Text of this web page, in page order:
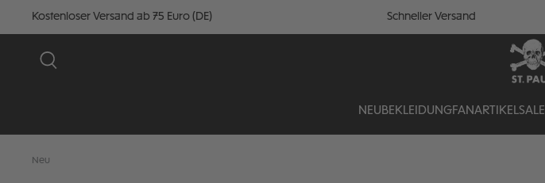
Kostenloser Versand ab 75 Euro (DE) Schneller Versand
NEU BEKLEIDUNGFANARTIKELSALE
Neu